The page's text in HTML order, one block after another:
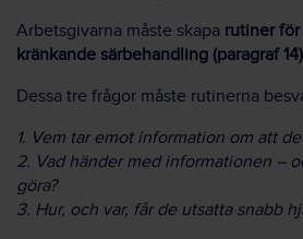
Arbetsgivarna måste skapa rutiner
kränkande särbehandling (paragraf 14)
Dessa tre frågor måste rutinerna
1. Vem tar emot information om att
2. Vad händer med informationen –
göra?
3. Hur, och var, får de utsatta snabb